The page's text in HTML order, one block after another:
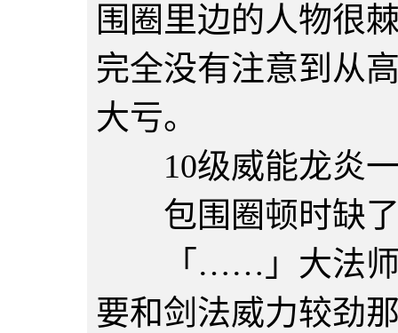
围圈里边的人物很
完全没有注意到从
大亏。
10级威能龙炎一
包围圈顿时缺了
「……」大法师
要和剑法威力较劲